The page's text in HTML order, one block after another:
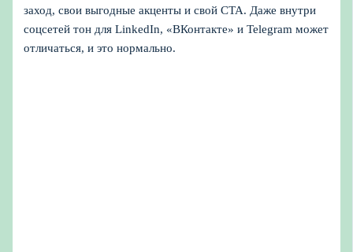
заход, свои выгодные акценты и свой CTA. Даже внутри
соцсетей тон для LinkedIn, «ВКонтакте» и Telegram может
отличаться, и это нормально.